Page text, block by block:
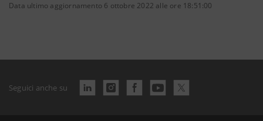
Data ultimo aggiornamento 6 ottobre 2022 alle ore 18:51:00
Seguici anche su